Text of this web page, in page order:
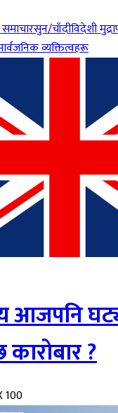
सुन/चाँदीविदेशी मुद्रा
व्यक्तित्वहरू
आजपनि
?
100